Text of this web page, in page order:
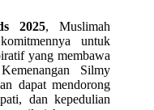
2025, Muslimah
untuk
yang membawa
Silmy
dapat mendorong
dan kepedulian